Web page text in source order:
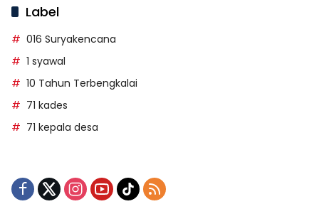
Label
016 Suryakencana
1 syawal
10 Tahun Terbengkalai
71 kades
71 kepala desa